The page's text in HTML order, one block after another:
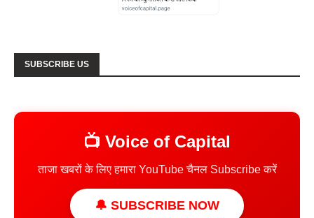
SUBSCRIBE US
📺 Voice of Capital
ताजा खबरों के लिए हमारा YouTube चैनल Subscribe करें
🔔 SUBSCRIBE NOW